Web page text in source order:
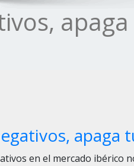
apaga
en el mercado ibérico